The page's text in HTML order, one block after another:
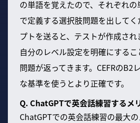
の単語を覚えたので、それぞれ
で定義する選択肢問題を出して
プトを送ると、テストが作成され
自分のレベル設定を明確にする
問題が返ってきます。CEFRのB2
な基準を使うとより正確です。
Q. ChatGPTで英会話練習するメ
ChatGPTでの英会話練習の最大の